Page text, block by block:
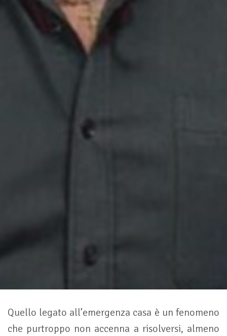
Quello legato all’emergenza casa è un fenomeno
che purtroppo non accenna a risolversi, almeno